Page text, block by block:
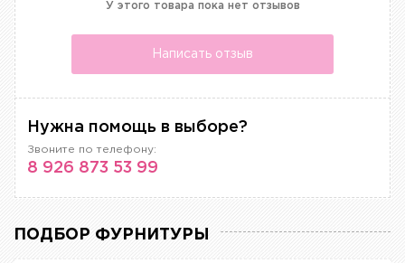
У этого товара пока нет отзывов
Написать отзыв
Нужна помощь в выборе?
Звоните по телефону:
8 926 873 53 99
ПОДБОР ФУРНИТУРЫ